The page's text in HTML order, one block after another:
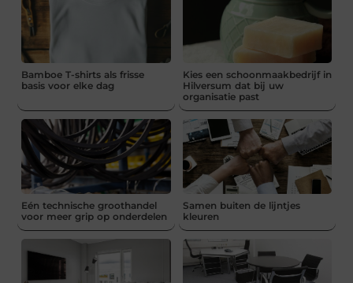
Bamboe T-shirts als frisse
basis voor elke dag
Kies een schoonmaakbedrijf in
Hilversum dat bij uw
organisatie past
Eén technische groothandel
voor meer grip op onderdelen
Samen buiten de lijntjes
kleuren